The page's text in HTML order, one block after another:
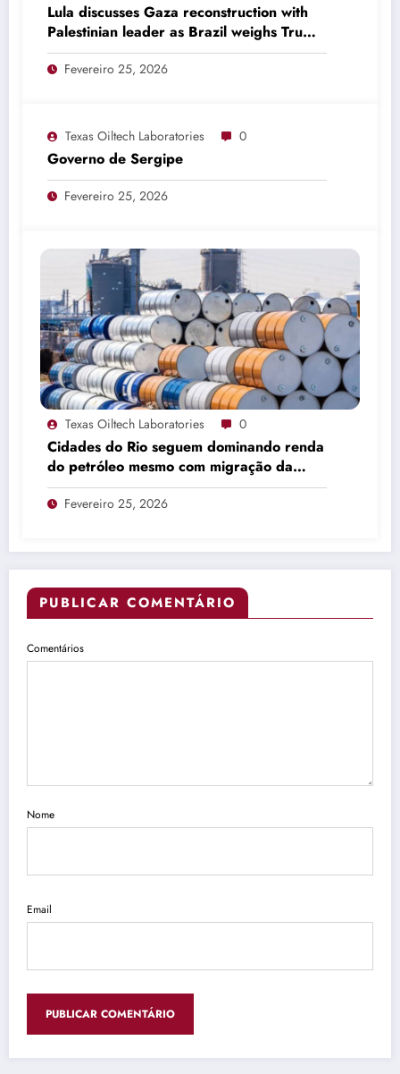
Lula discusses Gaza reconstruction with
Palestinian leader as Brazil weighs Trump
invitation
Fevereiro 25, 2026
Texas Oiltech Laboratories 0
Governo de Sergipe
Fevereiro 25, 2026
Texas Oiltech Laboratories 0
Cidades do Rio seguem dominando renda
do petróleo mesmo com migração da
produção
Fevereiro 25, 2026
PUBLICAR COMENTÁRIO
Comentários
Nome
Email